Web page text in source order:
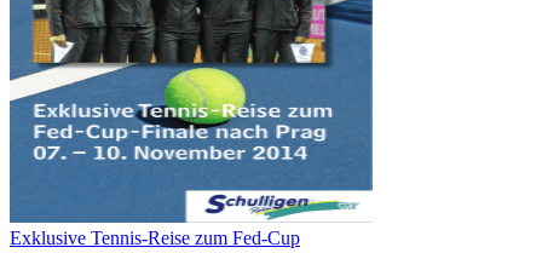
Exklusive Tennis-Reise zum Fed-Cup